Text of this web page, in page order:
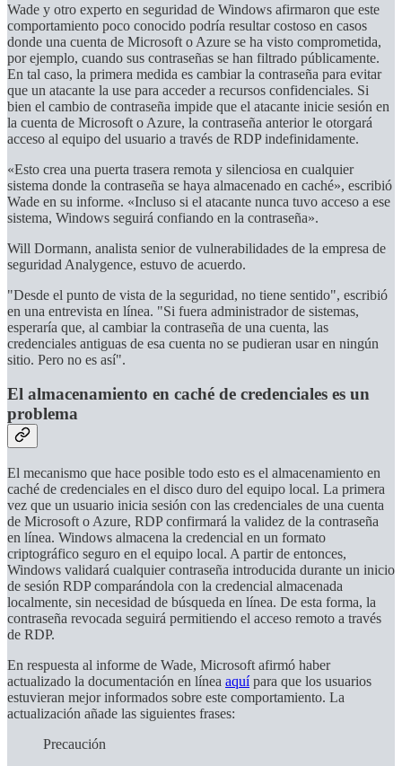
Wade y otro experto en seguridad de Windows afirmaron que este
comportamiento poco conocido podría resultar costoso en casos
donde una cuenta de Microsoft o Azure se ha visto comprometida,
por ejemplo, cuando sus contraseñas se han filtrado públicamente.
En tal caso, la primera medida es cambiar la contraseña para evitar
que un atacante la use para acceder a recursos confidenciales. Si
bien el cambio de contraseña impide que el atacante inicie sesión en
la cuenta de Microsoft o Azure, la contraseña anterior le otorgará
acceso al equipo del usuario a través de RDP indefinidamente.
«Esto crea una puerta trasera remota y silenciosa en cualquier
sistema donde la contraseña se haya almacenado en caché», escribió
Wade en su informe. «Incluso si el atacante nunca tuvo acceso a ese
sistema, Windows seguirá confiando en la contraseña».
Will Dormann, analista senior de vulnerabilidades de la empresa de
seguridad Analygence, estuvo de acuerdo.
"Desde el punto de vista de la seguridad, no tiene sentido", escribió
en una entrevista en línea. "Si fuera administrador de sistemas,
esperaría que, al cambiar la contraseña de una cuenta, las
credenciales antiguas de esa cuenta no se pudieran usar en ningún
sitio. Pero no es así".
El almacenamiento en caché de credenciales es un
problema
El mecanismo que hace posible todo esto es el almacenamiento en
caché de credenciales en el disco duro del equipo local. La primera
vez que un usuario inicia sesión con las credenciales de una cuenta
de Microsoft o Azure, RDP confirmará la validez de la contraseña
en línea. Windows almacena la credencial en un formato
criptográfico seguro en el equipo local. A partir de entonces,
Windows validará cualquier contraseña introducida durante un inicio
de sesión RDP comparándola con la credencial almacenada
localmente, sin necesidad de búsqueda en línea. De esta forma, la
contraseña revocada seguirá permitiendo el acceso remoto a través
de RDP.
En respuesta al informe de Wade, Microsoft afirmó haber
actualizado la documentación en línea aquípara que los usuarios
estuvieran mejor informados sobre este comportamiento. La
actualización añade las siguientes frases:
Precaución